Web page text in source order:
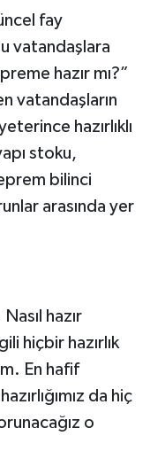
fay
vatandaşlara
hazır mı?”
vatandaşların
hazırlıklı
stoku,
bilinci
arasında yer
hazır
hiçbir hazırlık
En hafif
da hiç
o